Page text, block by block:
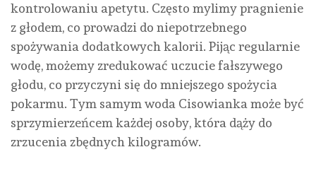
kontrolowaniu apetytu. Często mylimy pragnienie
z głodem, co prowadzi do niepotrzebnego
spożywania dodatkowych kalorii. Pijąc regularnie
wodę, możemy zredukować uczucie fałszywego
głodu, co przyczyni się do mniejszego spożycia
pokarmu. Tym samym woda Cisowianka może być
sprzymierzeńcem każdej osoby, która dąży do
zrzucenia zbędnych kilogramów.